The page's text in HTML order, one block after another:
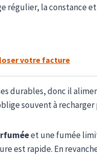
régulier, la
votre facture
durables, donc il
souvent à
et une fumée
est rapide. En